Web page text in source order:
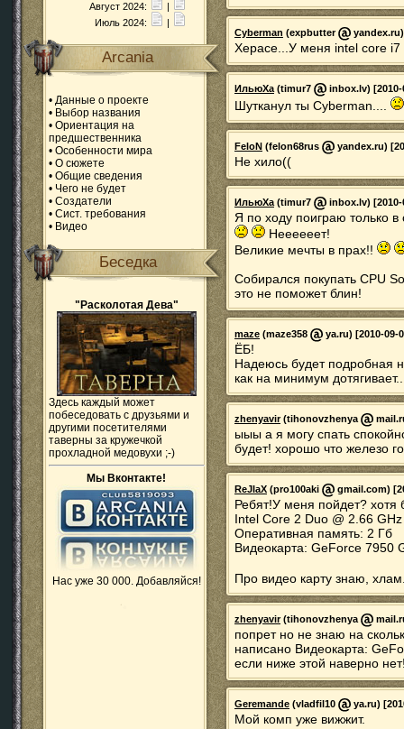
Август 2024:
|
Июль 2024:
|
Arcania
• Данные о проекте
• Выбор названия
• Ориентация на
предшественника
• Особенности мира
• О сюжете
• Общие сведения
• Чего не будет
• Создатели
• Сист. требования
• Видео
Беседка
"Расколотая Дева"
Здесь каждый может
побеседовать с друзьями и
другими посетителями
таверны за кружечкой
прохладной медовухи ;-)
Мы Вконтакте!
Нас уже 30 000. Добавляйся!
Cyberman (expbutter
Херасе...У меня intel core i7
ИльюХа(timur7 inbox.lv) [2010-
Шутканул ты Cyberman....
FeloN (felon68rus yandex.ru)
Не хило((
ИльюХа(timur7 inbox.lv) [2010-
Я по ходу поиграю только
Неееееет!
Великие мечты в прах!!
Собирался покупать CPU
это не поможет блин!
maze (maze358 ya.ru) [2010-09-
ЁБ!
Надеюсь будет подробная
как на минимум
zhenyavir(tihonovzhenya
ыыы а я могу спать
будет! хорошо что железо
ReJIaX (pro100aki gmail.com)
Ребят!У меня пойдет?
Intel Core 2 Duo @ 2.66 GHz
Оперативная память: 2 Гб
Видеокарта: GeForce 7950
Про видео карту знаю,
zhenyavir(tihonovzhenya
попрет но не знаю на
написано Видеокарта:
если ниже этой наверно
Geremande (vladfil10 ya.ru)
Мой комп уже вижжит.